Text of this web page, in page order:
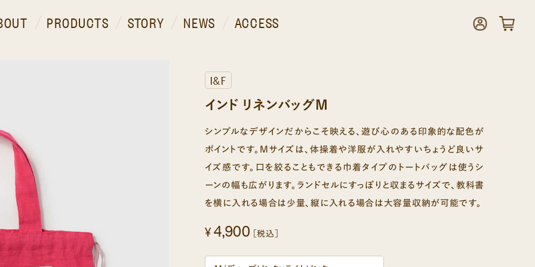
PRODUCTS STORY NEWS ACCESS
I&F
インド リネンバッグM
シンプルなデザインだからこそ映える、遊び心のある印象的な配色が
ポイントです。Mサイズは、体操着や洋服が入れやすいちょうど良いサ
イズ感です。口を絞ることもできる巾着タイプのトートバッグは使うシ
ーンの幅も広がります。ランドセルにすっぽりと収まるサイズで、教科書
を横に入れる場合は少量、縦に入れる場合は大容量収納が可能です。
¥4,900 ［税込］